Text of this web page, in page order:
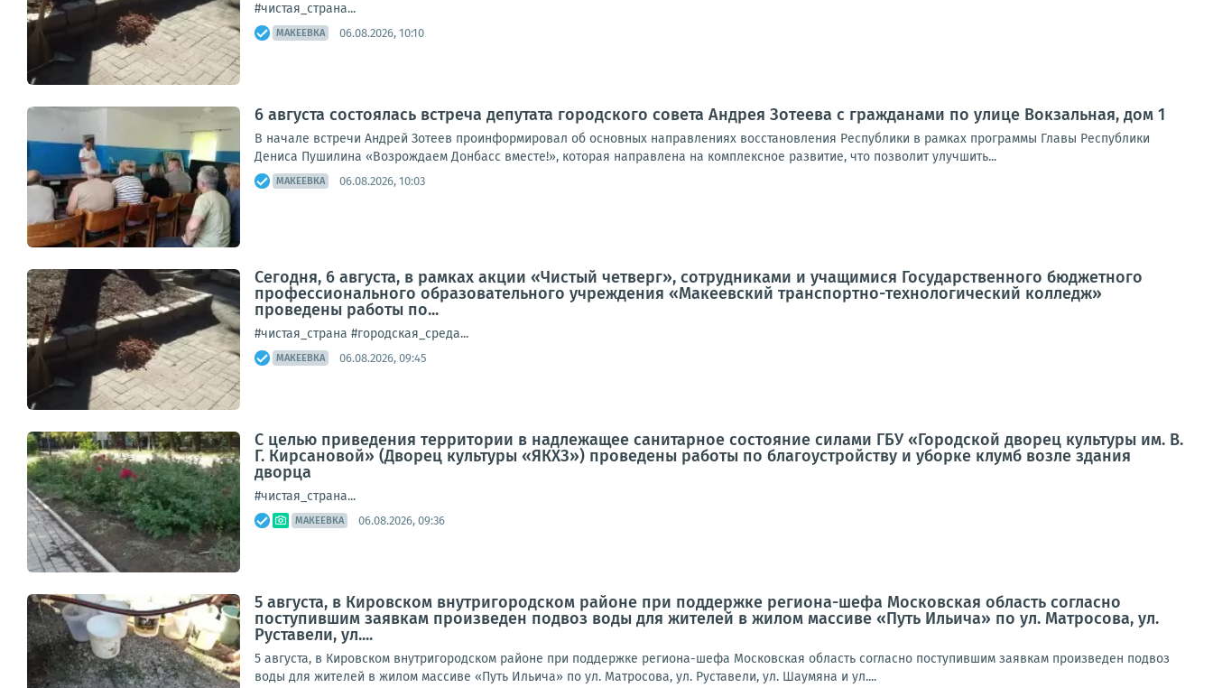
#чистая_страна...
МАКЕЕВКА 06.08.2026, 10:10
6 августа состоялась встреча депутата городского совета Андрея Зотеева с гражданами по улице Вокзальная, дом 1
В начале встречи Андрей Зотеев проинформировал об основных направлениях восстановления Республики в рамках программы Главы Республики
Дениса Пушилина «Возрождаем Донбасс вместе!», которая направлена на комплексное развитие, что позволит улучшить...
МАКЕЕВКА 06.08.2026, 10:03
Сегодня, 6 августа, в рамках акции «Чистый четверг», сотрудниками и учащимися Государственного бюджетного
профессионального образовательного учреждения «Макеевский транспортно-технологический колледж»
проведены работы по...
#чистая_страна #городская_среда...
МАКЕЕВКА 06.08.2026, 09:45
С целью приведения территории в надлежащее санитарное состояние силами ГБУ «Городской дворец культуры им. В.
Г. Кирсановой» (Дворец культуры «ЯКХЗ») проведены работы по благоустройству и уборке клумб возле здания
дворца
#чистая_страна...
МАКЕЕВКА 06.08.2026, 09:36
5 августа, в Кировском внутригородском районе при поддержке региона-шефа Московская область согласно
поступившим заявкам произведен подвоз воды для жителей в жилом массиве «Путь Ильича» по ул. Матросова, ул.
Руставели, ул....
5 августа, в Кировском внутригородском районе при поддержке региона-шефа Московская область согласно поступившим заявкам произведен подвоз
воды для жителей в жилом массиве «Путь Ильича» по ул. Матросова, ул. Руставели, ул. Шаумяна и ул....